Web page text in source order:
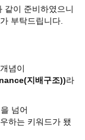
같이 준비하였으니
부탁드립니다.
념이
지배구조))라
넘어
하는 키워드가 됐